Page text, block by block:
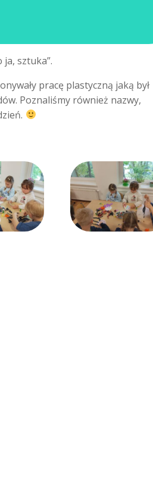
sztuka”.
pracę plastyczną jaką był
Poznaliśmy również nazwy,